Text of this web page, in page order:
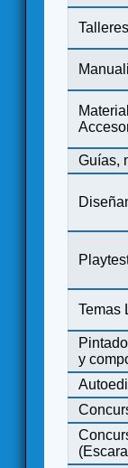
Talleres
Guías,
Temas
y